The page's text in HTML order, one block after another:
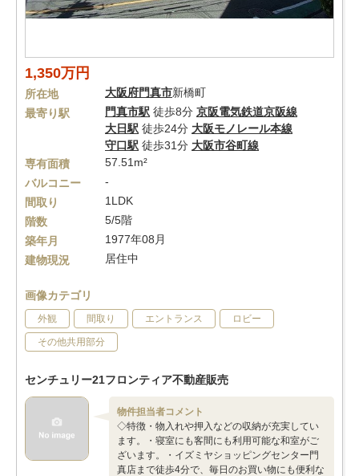
1,350万円
所在地 大阪府門真市新橋町
最寄り駅
門真市駅 徒歩8分 京阪電気鉄道京阪線
大日駅 徒歩24分 大阪モノレール本線
守口駅 徒歩31分 大阪市谷町線
専有面積
57.51m²
バルコニー
-
間取り
1LDK
階数
5/5階
築年月
1977年08月
建物現況
居住中
画像カテゴリ
外観 間取り エントランス ロビー
その他共用部分
センチュリー21フロンティア不動産販売
物件担当者コメント
◇特徴・物入れや押入などの収納が充実してい
ます。・寝室にも客間にも利用可能な和室がご
ざいます。・イズミヤショッピングセンター門
真店まで徒歩4分で、毎日のお買い物にも便利な